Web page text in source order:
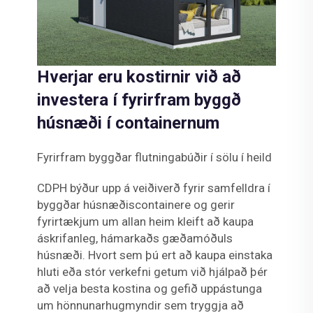
Hverjar eru kostirnir við að
investera í fyrirfram byggð
húsnæði í containernum
Fyrirfram byggðar flutningabúðir í sölu í heild
CDPH býður upp á veiðiverð fyrir samfelldra í
byggðar húsnæðiscontainere og gerir
fyrirtækjum um allan heim kleift að kaupa
áskrifanleg, hámarkaðs gæðamóðuls
húsnæði. Hvort sem þú ert að kaupa einstaka
hluti eða stór verkefni getum við hjálpað þér
að velja besta kostina og gefið uppástunga
um hönnunarhugmyndir sem tryggja að